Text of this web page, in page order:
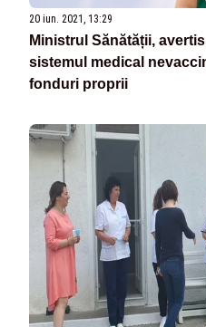
20 iun. 2021, 13:29
Ministrul Sănătății,
sistemul medical
fonduri proprii